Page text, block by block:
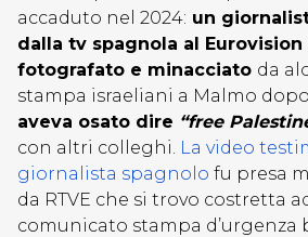
accaduto nel 2024: un
dalla tv spagnola al
fotografato e minacciato da
stampa israeliani a Malmo
aveva osato dire “free
con altri colleghi. La video
giornalista spagnolo fu presa
da RTVE che si trovo costretta
comunicato stampa d’urgenza